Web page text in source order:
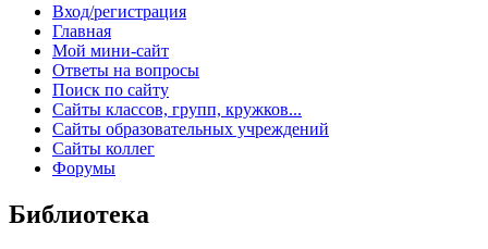
Вход/регистрация
Главная
Мой мини-сайт
Ответы на вопросы
Поиск по сайту
Сайты классов, групп, кружков...
Сайты образовательных учреждений
Сайты коллег
Форумы
Библиотека